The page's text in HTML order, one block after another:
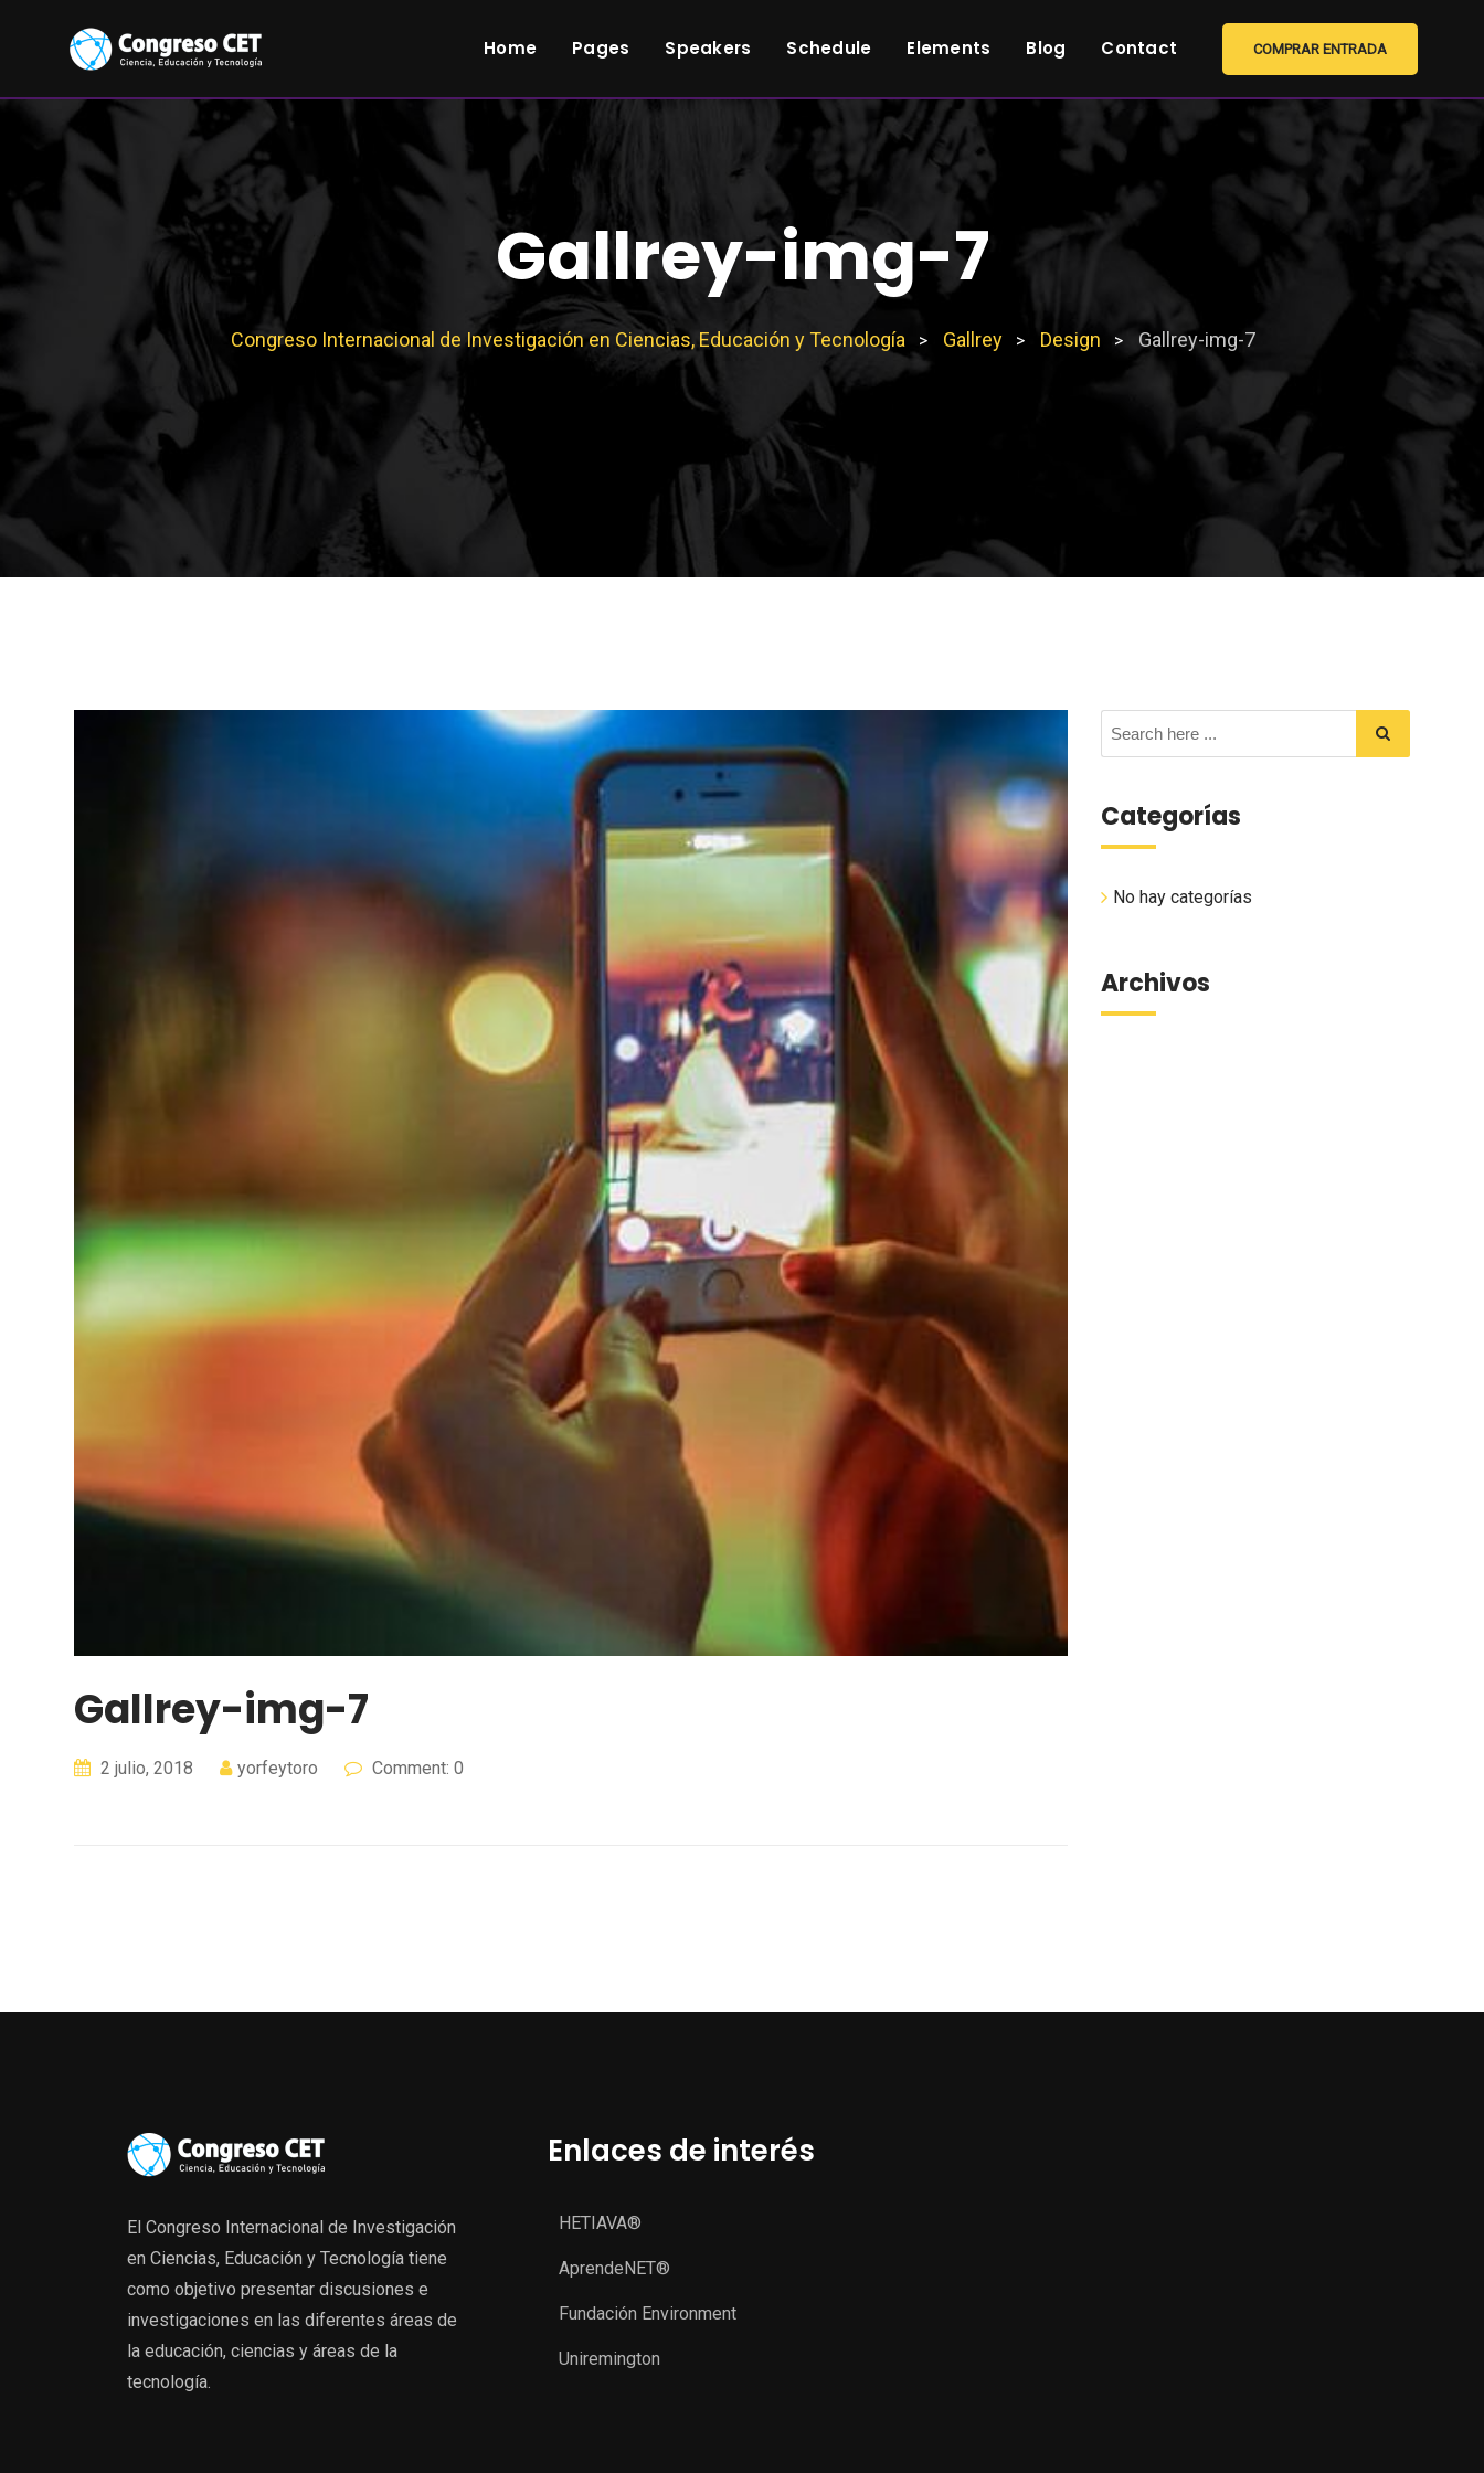
Home Pages Speakers Schedule Elements Blog Contact COMPRAR ENTRADA
Gallrey-img-7
Congreso Internacional de Investigación en Ciencias, Educación y Tecnología > Gallrey > Design > Gallrey-img-7
Gallrey-img-7
2 julio, 2018 yorfeytoro Comment: 0
Categorías
No hay categorías
Archivos
El Congreso Internacional de Investigación
en Ciencias, Educación y Tecnología tiene
como objetivo presentar discusiones e
investigaciones en las diferentes áreas de
la educación, ciencias y áreas de la
tecnología.
Enlaces de interés
HETIAVA®
AprendeNET®
Fundación Environment
Uniremington